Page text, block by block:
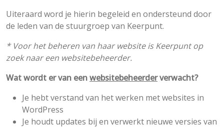
Uiteraard word je hierin begeleid en ondersteund door
de leden van de stuurgroep van Keerpunt.
* Voor het beheren van haar website is Keerpunt op
zoek naar een websitebeheerder.
Wat wordt er van eenwebsitebeheerderverwacht?
Je hebt verstand van het werken met websites in
WordPress
Je houdt updates bij en verwerkt nieuwe versies van